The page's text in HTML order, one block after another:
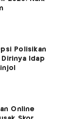
Polisikan
Idap
Online